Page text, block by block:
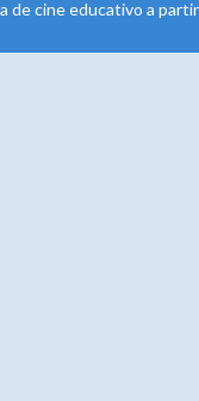
de cine educativo a